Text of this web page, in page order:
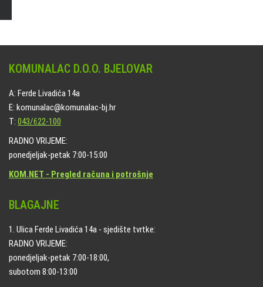
KOMUNALAC D.O.O. BJELOVAR
A: Ferde Livadića 14a
E: komunalac@komunalac-bj.hr
T: 043/622-100
RADNO VRIJEME:
ponedjeljak-petak 7:00-15:00
KOM.NET - Pregled računa i potrošnje
BLAGAJNE
1. Ulica Ferde Livadića 14a - sjedište tvrtke:
RADNO VRIJEME:
ponedjeljak-petak 7:00-18:00,
subotom 8:00-13:00